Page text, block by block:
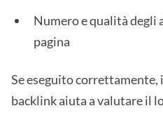
Numero e qualità
pagina
Se eseguito
backlink aiuta a valutare il